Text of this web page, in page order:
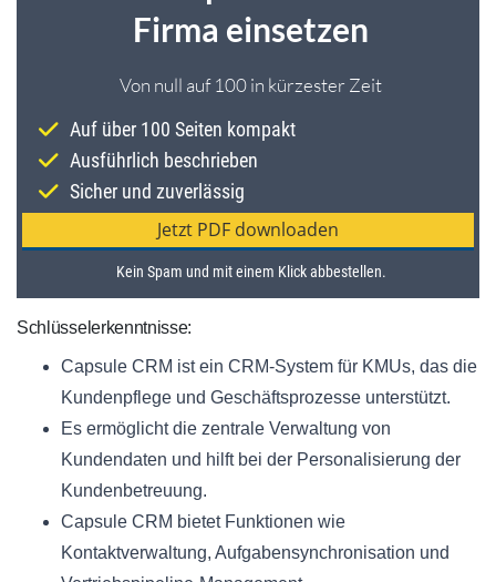
Schlüsselerkenntnisse:
Capsule CRM ist ein CRM-System für KMUs, das die
Kundenpflege und Geschäftsprozesse unterstützt.
Es ermöglicht die zentrale Verwaltung von
Kundendaten und hilft bei der Personalisierung der
Kundenbetreuung.
Capsule CRM bietet Funktionen wie
Kontaktverwaltung, Aufgabensynchronisation und